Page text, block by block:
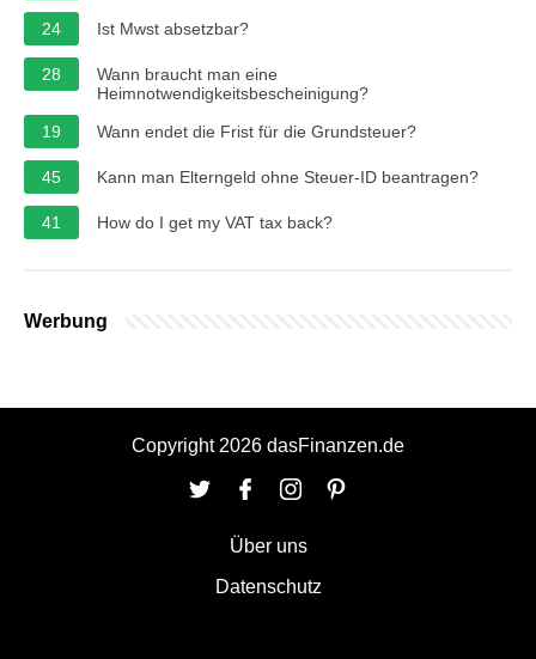
24 Ist Mwst absetzbar?
28
Wann braucht man eine
Heimnotwendigkeitsbescheinigung?
19
Wann endet die Frist für die Grundsteuer?
45 Kann man Elterngeld ohne Steuer-ID beantragen?
41 How do I get my VAT tax back?
Werbung
Copyright 2026 dasFinanzen.de
Über uns
Datenschutz